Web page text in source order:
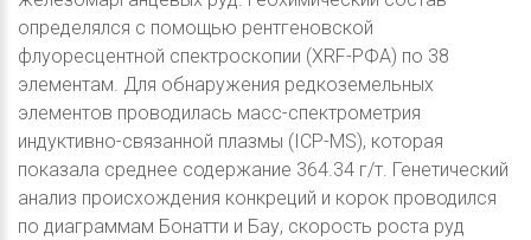
определялся с помощью рентгеновской
флуоресцентной спектроскопии (ХRF-РФА) по 38
элементам. Для обнаружения редкоземельных
элементов проводилась масс-спектрометрия
индуктивно-связанной плазмы (ICP-MS), которая
показала среднее содержание 364.34 г/т. Генетический
анализ происхождения конкреций и корок проводился
по диаграммам Бонатти и Бау, скорость роста руд